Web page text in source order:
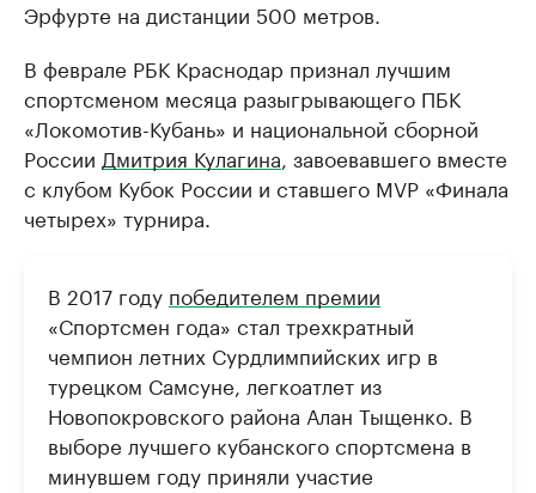
Эрфурте на дистанции 500 метров.
В феврале РБК Краснодар признал лучшим
спортсменом месяца разыгрывающего ПБК
«Локомотив-Кубань» и национальной сборной
России Дмитрия Кулагина, завоевавшего вместе
с клубом Кубок России и ставшего MVP «Финала
четырех» турнира.
В 2017 году победителем премии
«Спортсмен года» стал трехкратный
чемпион летних Сурдлимпийских игр в
турецком Самсуне, легкоатлет из
Новопокровского района Алан Тыщенко. В
выборе лучшего кубанского спортсмена в
минувшем году приняли участие